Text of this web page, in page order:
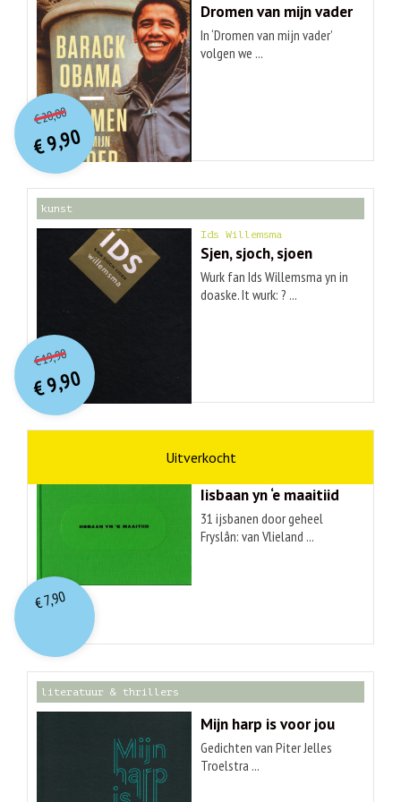
Dromen van mijn vader
In ‘Dromen van mijn vader’
volgen we ...
€20,00O
orspr
onkelijke
prijs
was:
€ 20,00.
€9,90
Huidige
prijs
is:
€ 9,90.
kunst
Ids Willemsma
Sjen, sjoch, sjoen
Wurk fan Ids Willemsma yn in
doaske. It wurk: ? ...
€19,90O
orspr
onkelijke
prijs
was:
€ 19,90.
€9,90
Huidige
prijs
is:
€ 9,90.
Iisbaan yn ‘e maaitiid
31 ijsbanen door geheel
Fryslân: van Vlieland ...
€7,90
literatuur & thrillers
Mijn harp is voor jou
Gedichten van Piter Jelles
Troelstra ...